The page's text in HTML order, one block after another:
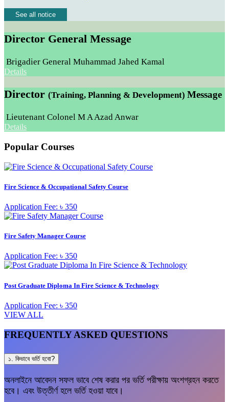
See all notice
Director General Message
Brigadier General Muhammad Jahed Kamal
Details
Director (Training, Planning & Development) Message
Lieutenant Colonel M A Azad Anwar
Details
Popular Courses
Fire Science & Occupational Safety Course
Application Fee: ৳ 350
Fire Safety Manager Course
Application Fee: ৳ 350
Post Graduate Diploma In Fire Science & Technology
Application Fee: ৳ 350
VIEW ALL
FREQUENTLY ASKED QUESTIONS
১. কিভাবে ভর্তি হবো?
অনলাইনে আবেদন সফল ভাবে শেষ করার পর ভর্তি পরীক্ষায় অংশগ্রহন করতে
হবে। এবং উত্তীর্ণ হলে ভর্তি হওয়া যাবে।